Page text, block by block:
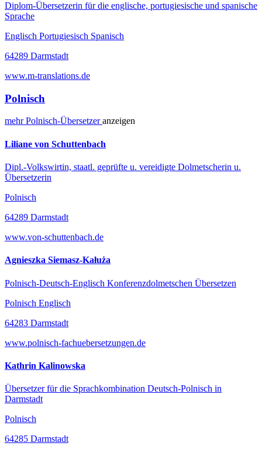
Diplom-Übersetzerin für die englische, portugiesische und spanische
Sprache
Englisch Portugiesisch Spanisch
64289 Darmstadt
www.m-translations.de
Polnisch
mehrPolnisch-Übersetzeranzeigen
Liliane von Schuttenbach
Dipl.-Volkswirtin, staatl. geprüfte u. vereidigte Dolmetscherin u.
Übersetzerin
Polnisch
64289 Darmstadt
www.von-schuttenbach.de
Agnieszka Siemasz-Kałuża
Polnisch-Deutsch-Englisch Konferenzdolmetschen Übersetzen
Polnisch Englisch
64283 Darmstadt
www.polnisch-fachuebersetzungen.de
Kathrin Kalinowska
Übersetzer für die Sprachkombination Deutsch-Polnisch in
Darmstadt
Polnisch
64285 Darmstadt